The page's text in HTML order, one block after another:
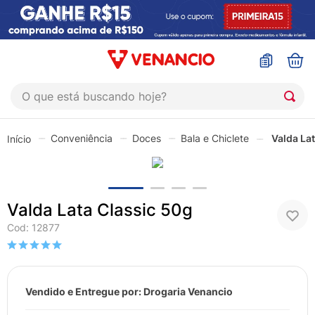
O que está buscando hoje?
Conveniência Doces Bala e Chiclete Valda
Valda Lata Classic 50g
Cod: 12877
Vendido e Entregue por: Drogaria Venancio
1º
coristina
º
admuc
6º
sabonete liquido
7º
shampoo